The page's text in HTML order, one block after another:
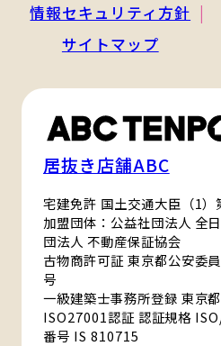
情報セキュリティ方針
サイトマップ
居抜き店舗ABC
宅建免許 国土交通大臣（1
加盟団体：公益社団法人 全
団法人 不動産保証協会
古物商許可証 東京都公安委
号
一級建築士事務所登録 東京
ISO27001認証 認証規格
番号 IS 810715